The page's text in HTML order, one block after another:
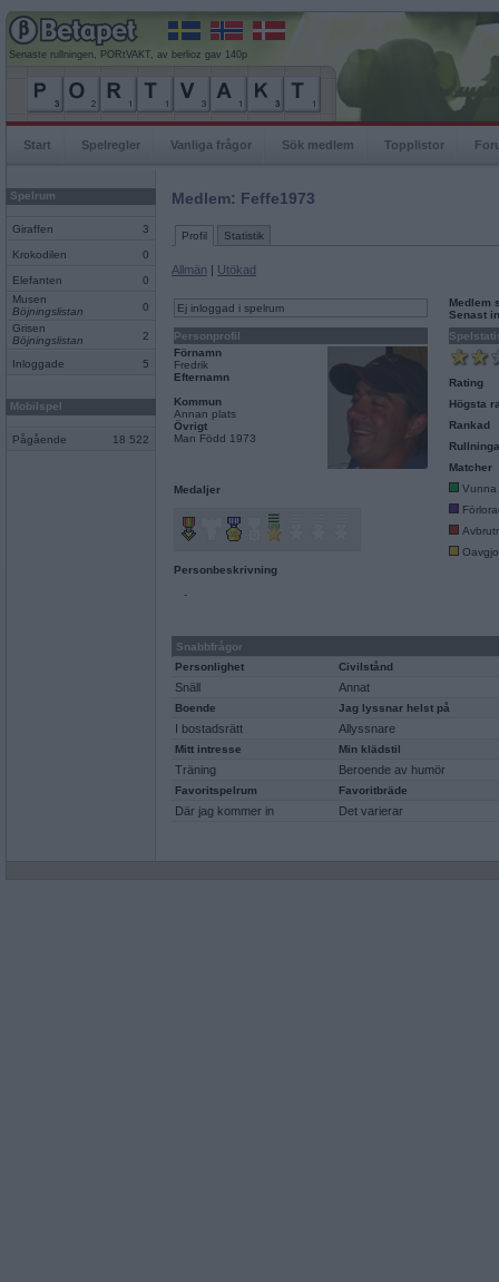
Senaste rullningen, PORtVAKT, av berlioz gav 140p
Start Spelregler Vanliga frågor Sök medlem Topplistor
Spelrum
Giraffen 3
Krokodilen 0
Elefanten
0
Musen
Böjningslistan
0
Grisen
Böjningslistan
2
Inloggade 5
Mobilspel
Pågående 18 522
Medlem: Feffe1973
Profil Statistik
Allmän | Utökad
Ej inloggad i spelrum
Personprofil
Förnamn
Fredrik
Efternamn
Kommun
Annan plats
Övrigt
Man Född 1973
Medaljer
Personbeskrivning
-
Medlem
Senast
Rating
Högsta
Rankad
Matcher
Vunna
Snabbfrågor
Personlighet
Civilstånd
Snäll Annat
Boende Jag lyssnar helst på
I bostadsrätt Allyssnare
Mitt intresse Min klädstil
Träning Beroende av humör
Favoritspelrum Favoritbräde
Där jag kommer in Det varierar